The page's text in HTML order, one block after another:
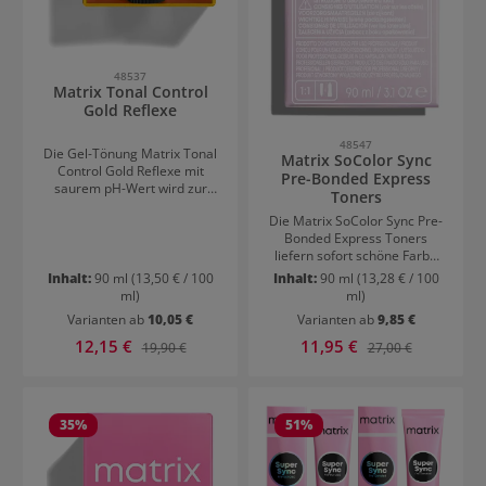
48537
Matrix Tonal Control
Gold Reflexe
Die Gel-Tönung Matrix Tonal
Control Gold Reflexe mit
saurem pH-Wert wird zur
unerwünschte Reflexe nach
dem Blondservice korrigiert -
Farbbrillanz! Matrix Tonal
Control Pre-Bonded Gel
Echtzeit. Das heißt, dass sich
die Farbe während der
Entwicklungszeit verdunkelt,
sodass man mit freiem Auge
Inhalt:90 ml (13,50 € / 100
ml)
Varianten ab 10,05 €
Verkaufspreis:
12,15 € Regulärer Preis:
19,90 €
48547
Matrix SoColor Sync
Pre-Bonded Express
Toners
Die Matrix SoColor Sync Pre-
Bonded Express Toners
liefern sofort schöne Farbe
ohne Ammoniak.
Ausgestattet mit der Pre-
Bonding Technologie sorgen
die Express Toner nicht nur
für schöne, langanhaltend
und verlässliche Ergebnisse,
schützt und kräftigt das Haar
während der Coloration, um
Haarschäden zu verhindern.
Matrix SoColor Sync Pre-
Bonded Express Toners:
Inhalt:90 ml (13,28 € / 100
ml)
Varianten ab9,85 €
Verkaufspreis:
11,95 € Regulärer Preis:
27,00 €
35% 51%